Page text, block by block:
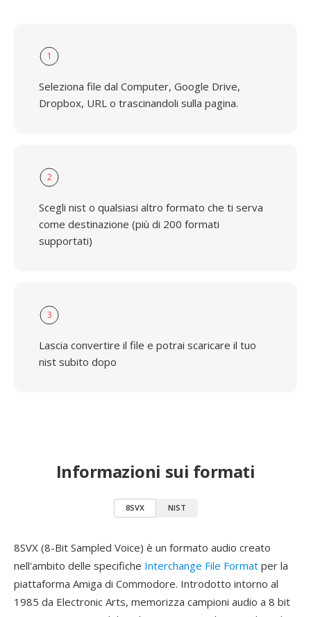
1
Seleziona file dal Computer, Google Drive,
Dropbox, URL o trascinandoli sulla pagina.
2
Scegli nist o qualsiasi altro formato che ti serva
come destinazione (più di 200 formati
supportati)
3
Lascia convertire il file e potrai scaricare il tuo
nist subito dopo
Informazioni sui formati
8SVX NIST
8SVX (8-Bit Sampled Voice) è un formato audio creato
nell'ambito delle specifiche Interchange File Format per la
piattaforma Amiga di Commodore. Introdotto intorno al
1985 da Electronic Arts, memorizza campioni audio a 8 bit